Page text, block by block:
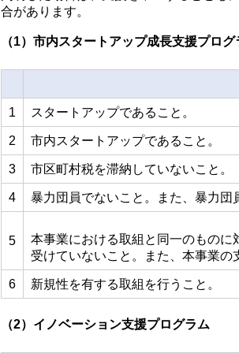
合があります。
（1）市内スタートアップ成長支援プログ
1 スタートアップであること。
2 市内スタートアップであること。
3 市区町村税を滞納していないこと。
4 暴力団員でないこと。また、暴力団
5
本事業における取組と同一のもの
受けていないこと。また、本事業の
6 新規性を有する取組を行うこと。
（2）イノベーション支援プログラム